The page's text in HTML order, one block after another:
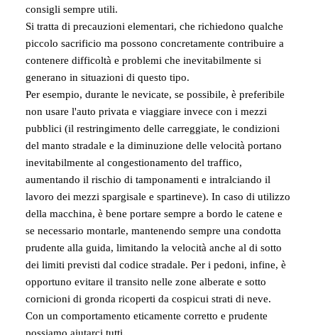
consigli sempre utili.
Si tratta di precauzioni elementari, che richiedono qualche
piccolo sacrificio ma possono concretamente contribuire a
contenere difficoltà e problemi che inevitabilmente si
generano in situazioni di questo tipo.
Per esempio, durante le nevicate, se possibile, è preferibile
non usare l'auto privata e viaggiare invece con i mezzi
pubblici (il restringimento delle carreggiate, le condizioni
del manto stradale e la diminuzione delle velocità portano
inevitabilmente al congestionamento del traffico,
aumentando il rischio di tamponamenti e intralciando il
lavoro dei mezzi spargisale e spartineve). In caso di utilizzo
della macchina, è bene portare sempre a bordo le catene e
se necessario montarle, mantenendo sempre una condotta
prudente alla guida, limitando la velocità anche al di sotto
dei limiti previsti dal codice stradale. Per i pedoni, infine, è
opportuno evitare il transito nelle zone alberate e sotto
cornicioni di gronda ricoperti da cospicui strati di neve.
Con un comportamento eticamente corretto e prudente
possiamo aiutarci tutti.